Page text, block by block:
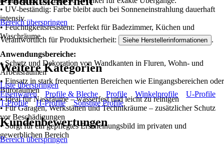
• UV-beständig: Farbe bleibt auch bei Sonneneinstrahlung dauerhaft
intensiv.
• Feuchtigkeitsresistent: Perfekt für Badezimmer, Küchen und
Waschräume.
Anwendungsbereiche:
• Schutz und Dekoration von Wandkanten in Fluren, Wohn- und
Arbeitsräumen
• Einsatz in stark frequentierten Bereichen wie Eingangsbereichen oder
Büroräumen
• Ideal für Nassräume – wasserfest und leicht zu reinigen
• Für Garagen, Werkstätten und Technikräume – zusätzlicher Schutz
vor Beschädigungen
• Sorgt für ein gepflegtes Erscheinungsbild im privaten und
gewerblichen Bereich
Bereich überspringen
Verantwortlich für Produktsicherheit: Siehe Herstellerinformationen .
Weitere Kategorien
Liste überspringen
Eisenwaren
Profile & Bleche Profile Winkelprofile
U-Profile
T-Profile
H-Profile Sonstige Profile
Kundenbewertungen
Bereich überspringen